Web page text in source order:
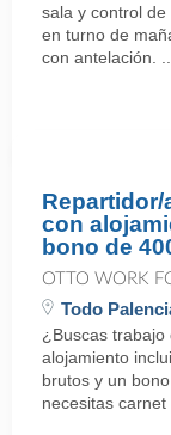
sala y control de
en turno de
con antelación. ...
Repartidor/
con
bono de
OTTO WORK
Todo
¿Buscas trabajo
alojamiento
brutos y un
necesitas carnet